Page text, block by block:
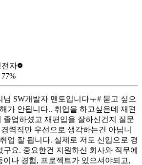
자
77%
님 SW개발자 멘토입니다ㅜ# 묻고 싶으
가 안됩니다.. 취업을 하고싶은데 재편
졸업하셨고 재편입을 잘하신건지 질문
력직만 우선으로 생각하는건 아닙니
업 잘 됩니다. 실제로 저도 신입으로 경
구요. 중요한건 지원하신 회사와 직무에
이나 경험, 프로젝트가 있으셔야되고,